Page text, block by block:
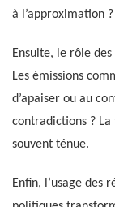
à l’approximation ?
Ensuite, le rôle
Les émissions
d’apaiser ou au
contradictions ?
souvent ténue.
Enfin, l’usage des